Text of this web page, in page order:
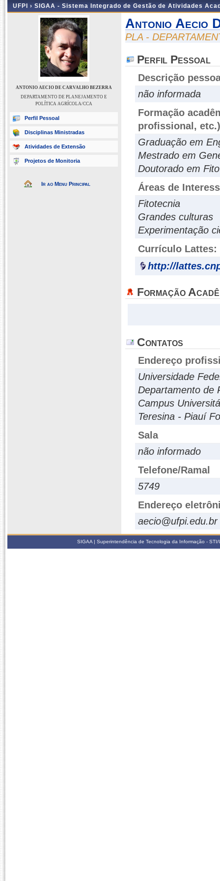
UFPI › SIGAA - Sistema Integrado de Gestão de Atividades
ANTONIO AECIO DE CARVALHO BEZERRA
DEPARTAMENTO DE PLANEJAMENTO E
POLÍTICA AGRÍCOLA/CCA
Perfil Pessoal
Disciplinas Ministradas
Atividades de Extensão
Projetos de Monitoria
Ir ao Menu Principal
Antonio Aecio
PLA -
Perfil Pessoal
Descrição
não informada
Formação
profissional, etc.)
Graduação em
Mestrado em
Doutorado em
Áreas de
Fitotecnia
Grandes culturas
Experimentação
Currículo Lattes:
http://
Formação
Contatos
Endereço
Universidade
Departamento de
Campus
Teresina - Piauí
Sala
não informado
Telefone/Ramal
5749
Endereço
aecio@ufpi.edu.br
SIGAA | Superintendência de Tecnologia da Informação -